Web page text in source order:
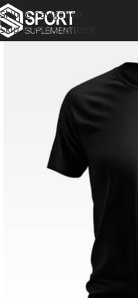
Skip to navigation
Skip to main content